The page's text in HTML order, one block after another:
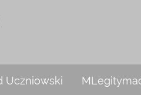
Uczniowski